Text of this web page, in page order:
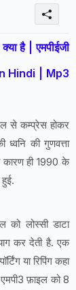
है | एमपीईजी
Hindi | Mp3
से कम्प्रेस होकर
की गुणवत्ता
ही 1990 के
को लोस्सी डाटा
कर देती है. एक
या रिपिंग कहा
फ़ाइल को 8